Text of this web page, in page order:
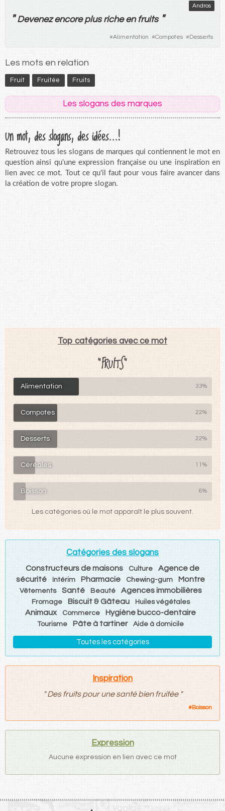
Andros
" Devenez encore plus riche en fruits "
#Alimentation #Compotes #Desserts
Les mots en relation
Fruit Fruitée Fruits
Les slogans des marques
Un mot, des slogans, des idées...!
Retrouvez tous les slogans de marques qui contiennent le mot en
question ainsi qu'une expression française ou une inspiration en
lien avec ce mot. Tout ce qu'il faut pour vous faire avancer dans
la création de votre propre slogan.
Top catégories avec ce mot
"FRUITS"
Alimentation 33%
Compotes 22%
Desserts 22%
Céréales 11%
Boisson 6%
Les catégories où le mot apparaît le plus souvent.
Catégories des slogans
Constructeurs de maisons Culture
Agence de
sécurité
Intérim Pharmacie Chewing-gum Montre
Vêtements Santé Beauté Agences immobilières
Fromage Biscuit & Gâteau Huiles végétales
Animaux Commerce Hygiène bucco-dentaire
Tourisme Pâte à tartiner Aide à domicile
Toutes les catégories
Inspiration
" Des fruits pour une santé bien fruitée "
#Boisson
Expression
Aucune expression en lien avec ce mot